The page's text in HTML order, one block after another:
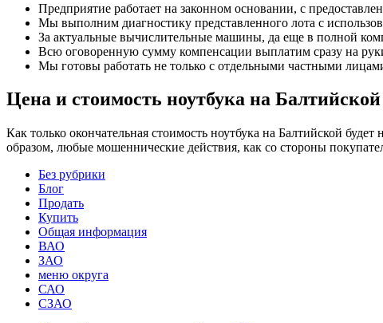
Предприятие работает на законном основании, с
Мы выполним диагностику представленного лота с
За актуальные вычислительные машины, да еще в полной
Всю оговоренную сумму компенсации выплатим сразу на
Мы готовы работать не только с отдельными частными
Цена и стоимость ноутбука на Балтийской
Как только окончательная стоимость ноутбука на Балтийской
образом, любые мошеннические действия, как со стороны
Без рубрики
Блог
Продать
Купить
Общая информация
ВАО
ЗАО
меню округа
САО
СЗАО